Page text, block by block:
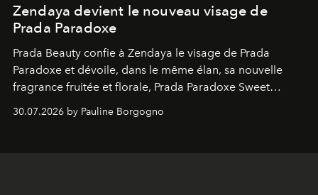
Zendaya devient le nouveau visage de
Prada Paradoxe
Prada Beauty confie à Zendaya le visage de Prada
Paradoxe et dévoile, dans le même élan, sa nouvelle
fragrance fruitée et florale, Prada Paradoxe Sweet
Chemistry Eau de Parfum.
30.07.2026 by Pauline Borgogno